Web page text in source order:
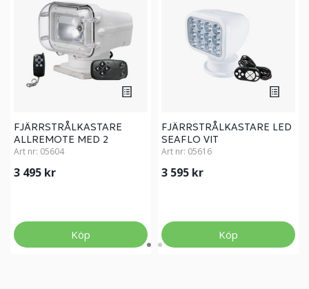
FJÄRRSTRÅLKASTARE
ALLREMOTE MED 2
FJÄRRKONTROLLER
Art nr: 05604
3 495 kr
Köp
FJÄRRSTRÅLKASTARE LED
SEAFLO VIT
Art nr: 05616
3 595 kr
Köp